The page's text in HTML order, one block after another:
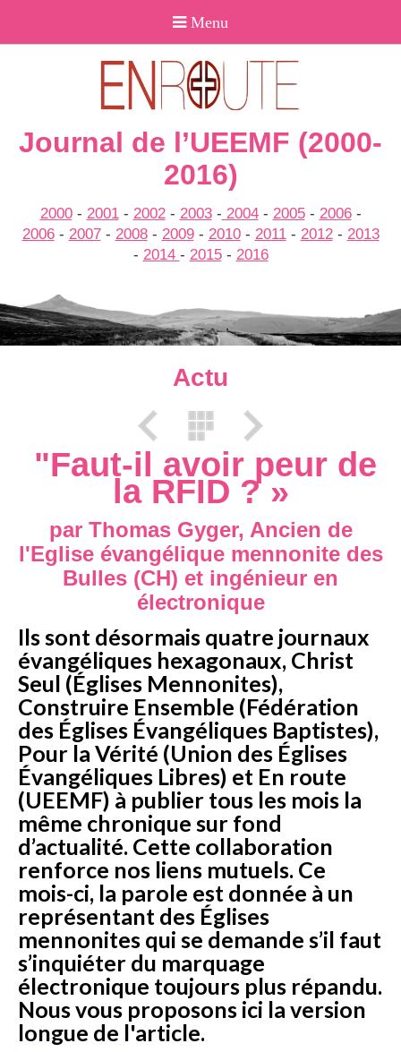
Journal de l’UEEMF (2000-
2016)
2000- 2001- 2002- 2003- 2004- 2005- 2006-
2006- 2007- 2008- 2009- 2010- 2011- 2012- 2013
- 2014 - 2015- 2016
Actu
"Faut-il avoir peur de
la RFID ? »
par Thomas Gyger, Ancien de
l'Eglise évangélique mennonite des
Bulles (CH) et ingénieur en
électronique
Ils sont désormais quatre journaux
évangéliques hexagonaux, Christ
Seul (Églises Mennonites),
Construire Ensemble (Fédération
des Églises Évangéliques Baptistes),
Pour la Vérité (Union des Églises
Évangéliques Libres) et En route
(UEEMF) à publier tous les mois la
même chronique sur fond
d’actualité. Cette collaboration
renforce nos liens mutuels. Ce
mois-ci, la parole est donnée à un
représentant des Églises
mennonites qui se demande s’il faut
s’inquiéter du marquage
électronique toujours plus répandu.
Nous vous proposons ici la version
longue de l'article.